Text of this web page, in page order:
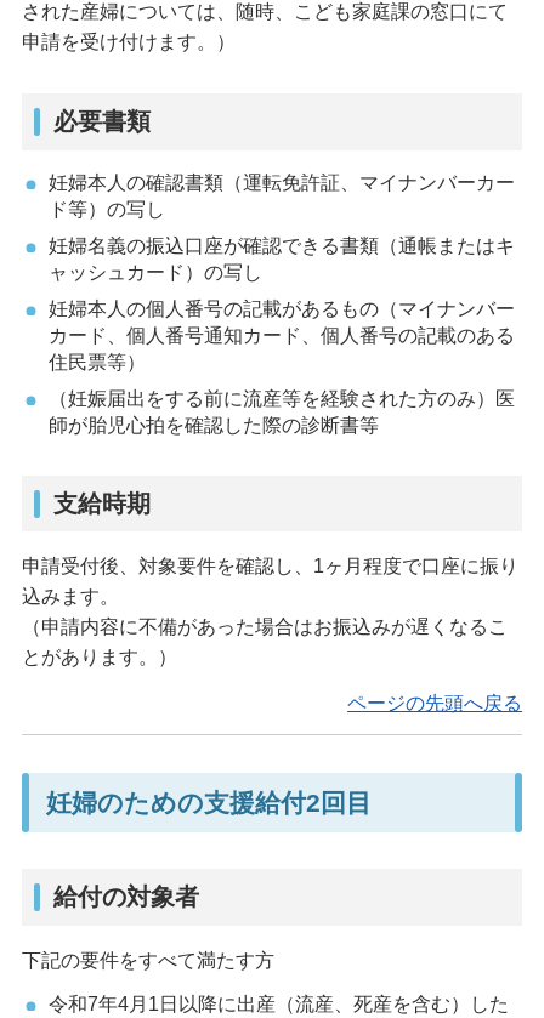
された産婦については、随時、こども家庭課の窓口にて
申請を受け付けます。）
必要書類
妊婦本人の確認書類（運転免許証、マイナンバーカー
ド等）の写し
妊婦名義の振込口座が確認できる書類（通帳またはキ
ャッシュカード）の写し
妊婦本人の個人番号の記載があるもの（マイナンバー
カード、個人番号通知カード、個人番号の記載のある
住民票等）
（妊娠届出をする前に流産等を経験された方のみ）医
師が胎児心拍を確認した際の診断書等
支給時期
申請受付後、対象要件を確認し、1ヶ月程度で口座に振り
込みます。
（申請内容に不備があった場合はお振込みが遅くなるこ
とがあります。）
ページの先頭へ戻る
妊婦のための支援給付2回目
給付の対象者
下記の要件をすべて満たす方
令和7年4月1日以降に出産（流産、死産を含む）した